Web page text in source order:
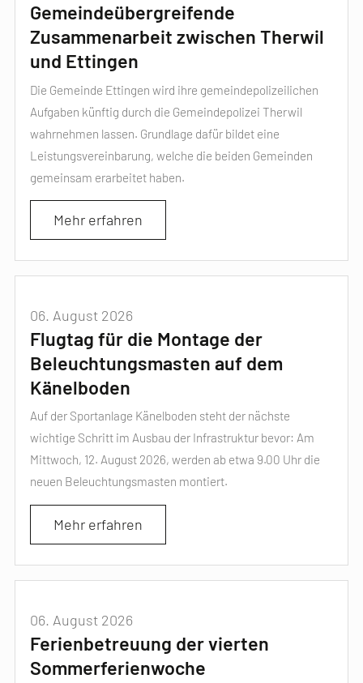
Gemeindeübergreifende
Zusammenarbeit zwischen Therwil
und Ettingen
Die Gemeinde Ettingen wird ihre gemeindepolizeilichen
Aufgaben künftig durch die Gemeindepolizei Therwil
wahrnehmen lassen. Grundlage dafür bildet eine
Leistungsvereinbarung, welche die beiden Gemeinden
gemeinsam erarbeitet haben.
Mehr erfahren
06. August 2026
Flugtag für die Montage der
Beleuchtungsmasten auf dem
Känelboden
Auf der Sportanlage Känelboden steht der nächste
wichtige Schritt im Ausbau der Infrastruktur bevor: Am
Mittwoch, 12. August 2026, werden ab etwa 9.00 Uhr die
neuen Beleuchtungsmasten montiert.
Mehr erfahren
06. August 2026
Ferienbetreuung der vierten
Sommerferienwoche